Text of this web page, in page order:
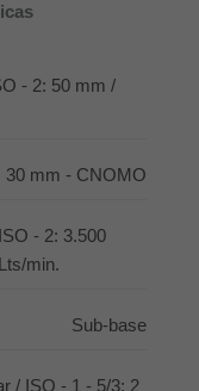
- 2: 50 mm /
30 mm - CNOMO
- 2: 3.500
min.
Sub-base
/ ISO - 1 - 5/3: 2